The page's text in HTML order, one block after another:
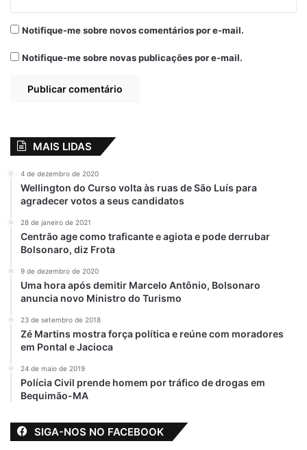
Notifique-me sobre novos comentários por e-mail.
Notifique-me sobre novas publicações por e-mail.
MAIS LIDAS
4 de dezembro de 2020
Wellington do Curso volta às ruas de São Luís para
agradecer votos a seus candidatos
28 de janeiro de 2021
Centrão age como traficante e agiota e pode derrubar
Bolsonaro, diz Frota
9 de dezembro de 2020
Uma hora após demitir Marcelo Antônio, Bolsonaro
anuncia novo Ministro do Turismo
23 de setembro de 2018
Zé Martins mostra força política e reúne com moradores
em Pontal e Jacioca
24 de maio de 2019
Polícia Civil prende homem por tráfico de drogas em
Bequimão-MA
SIGA-NOS NO FACEBOOK